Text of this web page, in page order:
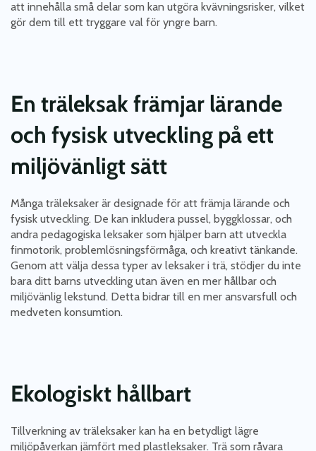
att innehålla små delar som kan utgöra kvävningsrisker, vilket
gör dem till ett tryggare val för yngre barn.
En träleksak främjar lärande
och fysisk utveckling på ett
miljövänligt sätt
Många träleksaker är designade för att främja lärande och
fysisk utveckling. De kan inkludera pussel, byggklossar, och
andra pedagogiska leksaker som hjälper barn att utveckla
finmotorik, problemlösningsförmåga, och kreativt tänkande.
Genom att välja dessa typer av leksaker i trä, stödjer du inte
bara ditt barns utveckling utan även en mer hållbar och
miljövänlig lekstund. Detta bidrar till en mer ansvarsfull och
medveten konsumtion.
Ekologiskt hållbart
Tillverkning av träleksaker kan ha en betydligt lägre
miljöpåverkan jämfört med plastleksaker. Trä som råvara